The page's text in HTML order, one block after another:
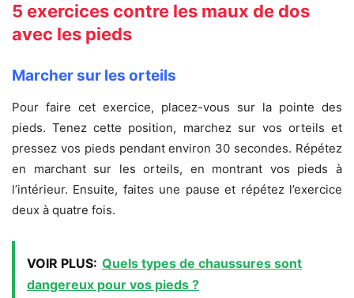
5 exercices contre les maux de dos
avec les pieds
Marcher sur les orteils
Pour faire cet exercice, placez-vous sur la pointe des
pieds. Tenez cette position, marchez sur vos orteils et
pressez vos pieds pendant environ 30 secondes. Répétez
en marchant sur les orteils, en montrant vos pieds à
l’intérieur. Ensuite, faites une pause et répétez l’exercice
deux à quatre fois.
VOIR PLUS: Quels types de chaussures sont
dangereux pour vos pieds ?